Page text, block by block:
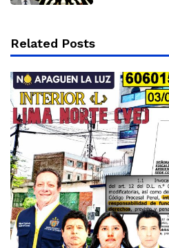
Related Posts